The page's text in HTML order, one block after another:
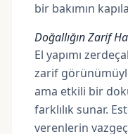
bir bakımın
Doğallığın Zarif
El yapımı
zarif
ama etkili bir
farklılık sunar.
verenlerin